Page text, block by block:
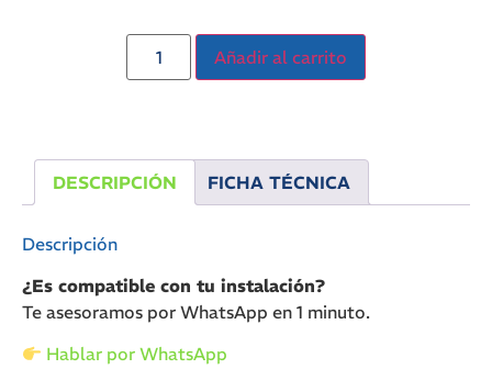
Añadir al carrito
DESCRIPCIÓN FICHA TÉCNICA
Descripción
¿Es compatible con tu instalación?
Te asesoramos por WhatsApp en 1 minuto.
Hablar por WhatsApp